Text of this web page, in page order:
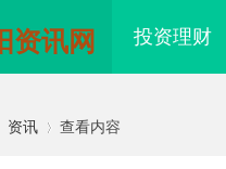
资讯网 投资理财
资讯 查看内容